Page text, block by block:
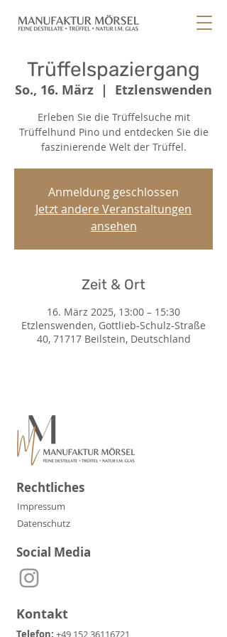
Trüffelspaziergang
So., 16. März
  |
Etzlenswenden
Erleben Sie die Trüffelsuche mit
Trüffelhund Pino und entdecken Sie die
faszinierende Welt der Trüffel.
Anmeldung geschlossen
Jetzt andere Veranstaltungen
ansehen
Zeit & Ort
16. März 2025, 13:00 – 15:30
Etzlenswenden, Gottlieb-Schulz-Straße
40, 71717 Beilstein, Deutschland
Rechtliches
Impressum
Datenschutz
Social Media
Kontakt
Telefon: +49 152 36116721